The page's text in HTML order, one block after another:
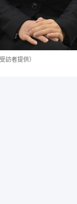
訪者提供）